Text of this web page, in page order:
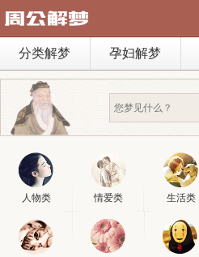
分类解梦 孕妇解梦
人物类 情爱类 生活类